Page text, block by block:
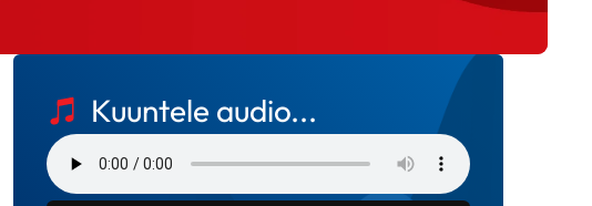
Kuuntele audio...